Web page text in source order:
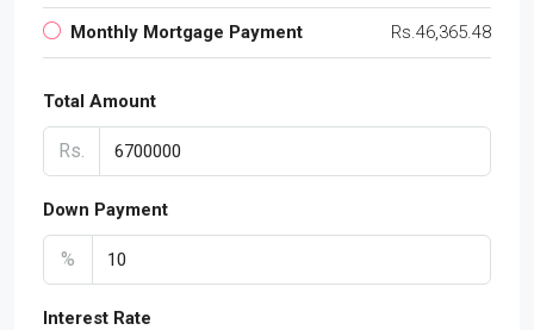
Monthly Mortgage Payment Rs.46,365.48
Total Amount
Rs.
Down Payment
%
Interest Rate